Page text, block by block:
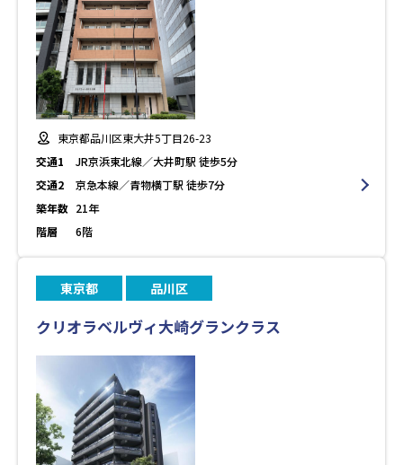
東京都品川区東大井5丁目26-23
交通1
JR京浜東北線／大井町駅 徒歩5分
交通2
京急本線／青物横丁駅 徒歩7分
築年数 21年
階層
6階
東京都 品川区
クリオラベルヴィ大崎グランクラス